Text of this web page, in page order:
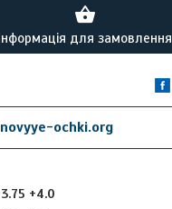
для замовлення
ochki.org
+4.0